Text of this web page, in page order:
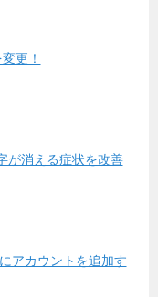
更！
が消える症状を改善
アカウントを追加す